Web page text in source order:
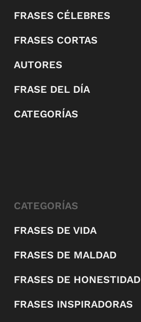
FRASES CÉLEBRES
FRASES CORTAS
AUTORES
FRASE DEL DÍA
CATEGORÍAS
CATEGORÍAS
FRASES DE VIDA
FRASES DE MALDAD
FRASES DE HONESTIDAD
FRASES INSPIRADORAS